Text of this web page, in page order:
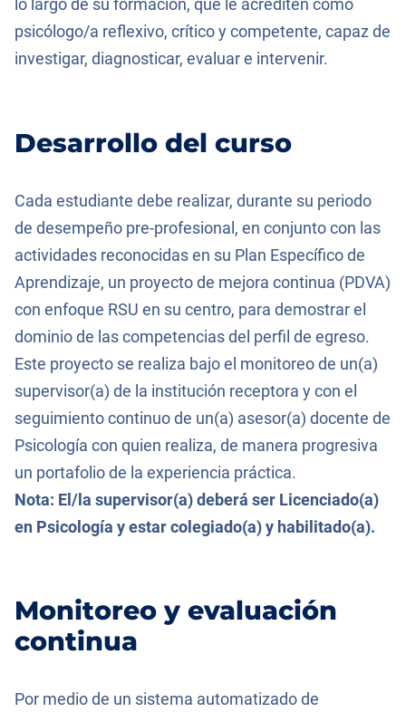
lo largo de su formación, que le acrediten como
psicólogo/a reflexivo, crítico y competente, capaz de
investigar, diagnosticar, evaluar e intervenir.
Desarrollo del curso
Cada estudiante debe realizar, durante su periodo
de desempeño pre-profesional, en conjunto con las
actividades reconocidas en su Plan Específico de
Aprendizaje, un proyecto de mejora continua (PDVA)
con enfoque RSU en su centro, para demostrar el
dominio de las competencias del perfil de egreso.
Este proyecto se realiza bajo el monitoreo de un(a)
supervisor(a) de la institución receptora y con el
seguimiento continuo de un(a) asesor(a) docente de
Psicología con quien realiza, de manera progresiva
un portafolio de la experiencia práctica.
Nota: El/la supervisor(a) deberá ser Licenciado(a)
en Psicología y estar colegiado(a) y habilitado(a).
Monitoreo y evaluación
continua
Por medio de un sistema automatizado de